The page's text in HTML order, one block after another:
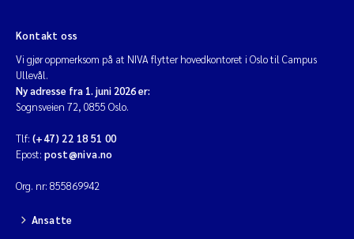
Kontakt oss
Vi gjør oppmerksom på at NIVA flytter hovedkontoret i Oslo til Campus
Ullevål.
Ny adresse fra 1. juni 2026 er:
Sognsveien 72, 0855 Oslo.
Tlf: (+47) 22 18 51 00
Epost: post@niva.no
Org. nr: 855869942
Ansatte